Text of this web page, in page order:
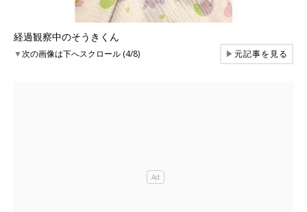
経過観察中のそうきくん
▼次の画像は下へスクロール (4/8) ▶元記事を見る